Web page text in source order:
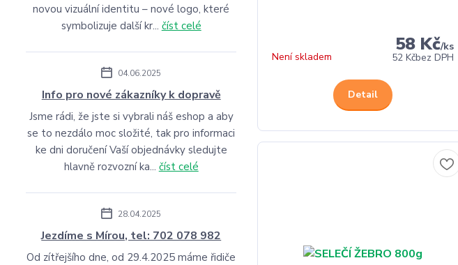
58 Kč/ks
52 Kčbez DPH
Není skladem
Detail
novou vizuální identitu – nové logo, které
symbolizuje další kr... číst celé
04.06.2025
Info pro nové zákazníky k dopravě
Jsme rádi, že jste si vybrali náš eshop a aby
se to nezdálo moc složité, tak pro informaci
ke dni doručení Vaší objednávky sledujte
hlavně rozvozní ka... číst celé
28.04.2025
Jezdíme s Mírou, tel: 702 078 982
Od zítřejšího dne, od 29.4.2025 máme řidiče